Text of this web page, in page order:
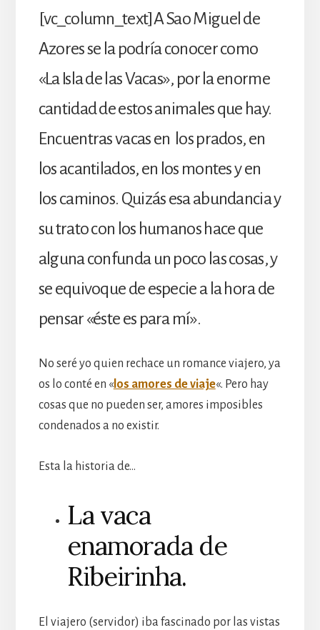
[vc_column_text]A Sao Miguel de
Azores se la podría conocer como
«La Isla de las Vacas», por la enorme
cantidad de estos animales que hay.
Encuentras vacas en los prados, en
los acantilados, en los montes y en
los caminos. Quizás esa abundancia y
su trato con los humanos hace que
alguna confunda un poco las cosas, y
se equivoque de especie a la hora de
pensar «éste es para mí».
No seré yo quien rechace un romance viajero, ya
os lo conté en «los amores de viaje«. Pero hay
cosas que no pueden ser, amores imposibles
condenados a no existir.
Esta la historia de…
La vaca
enamorada de
Ribeirinha.
El viajero (servidor) iba fascinado por las vistas